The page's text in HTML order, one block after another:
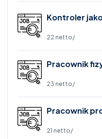
Kontroler
22 netto/
Pracownik
23 netto/
Pracownik
21 netto/